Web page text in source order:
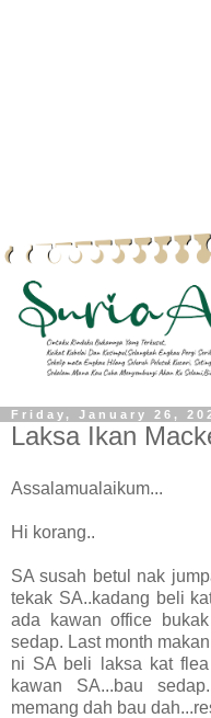
Friday, January 26,
Laksa Ikan
Assalamualaikum...
Hi korang..
SA susah betul nak
tekak SA..kadang beli
ada kawan office
sedap. Last month
ni SA beli laksa kat
kawan SA...bau
memang dah bau